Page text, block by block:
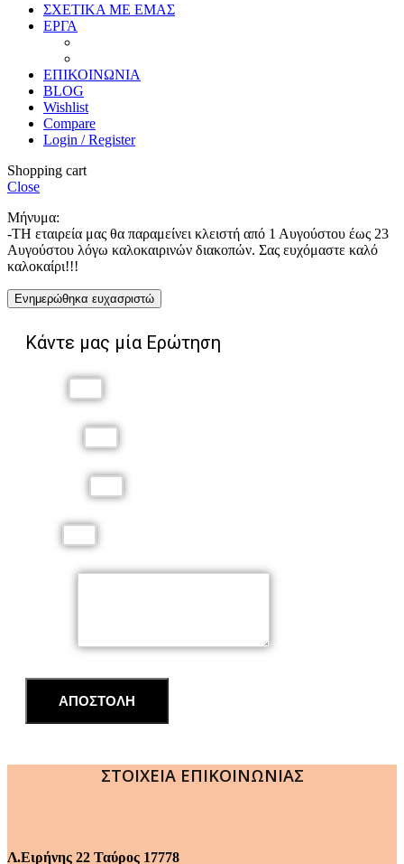
ΣΧΕΤΙΚΑ ΜΕ ΕΜΑΣ
ΕΡΓΑ
ΕΠΙΚΟΙΝΩΝΙΑ
BLOG
Wishlist
Compare
Login / Register
Shopping cart
Close
Μήνυμα:
-ΤΗ εταιρεία μας θα παραμείνει κλειστή από 1 Αυγούστου έως 23
Αυγούστου λόγω καλοκαιρινών διακοπών. Σας ευχόμαστε καλό
καλοκαίρι!!!
Ενημερώθηκα ευχασριστώ
Κάντε μας μία Ερώτηση
ΑΠΟΣΤΟΛΗ
ΣΤΟΙΧΕΙΑ ΕΠΙΚΟΙΝΩΝΙΑΣ
Λ.Ειρήνης 22 Ταύρος 17778